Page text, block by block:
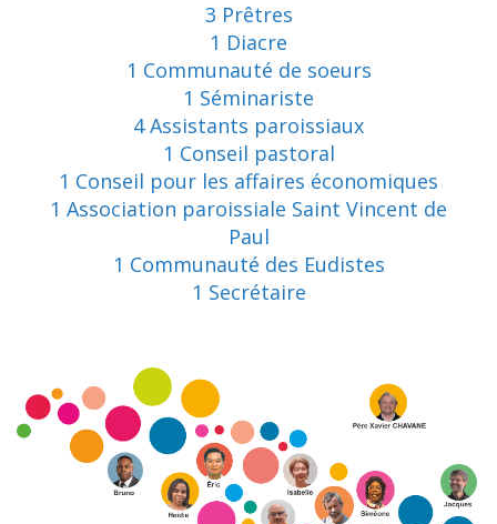
3 Prêtres
1 Diacre
1 Communauté de soeurs
1 Séminariste
4 Assistants paroissiaux
1 Conseil pastoral
1 Conseil pour les affaires économiques
1 Association paroissiale Saint Vincent de
Paul
1 Communauté des Eudistes
1 Secrétaire